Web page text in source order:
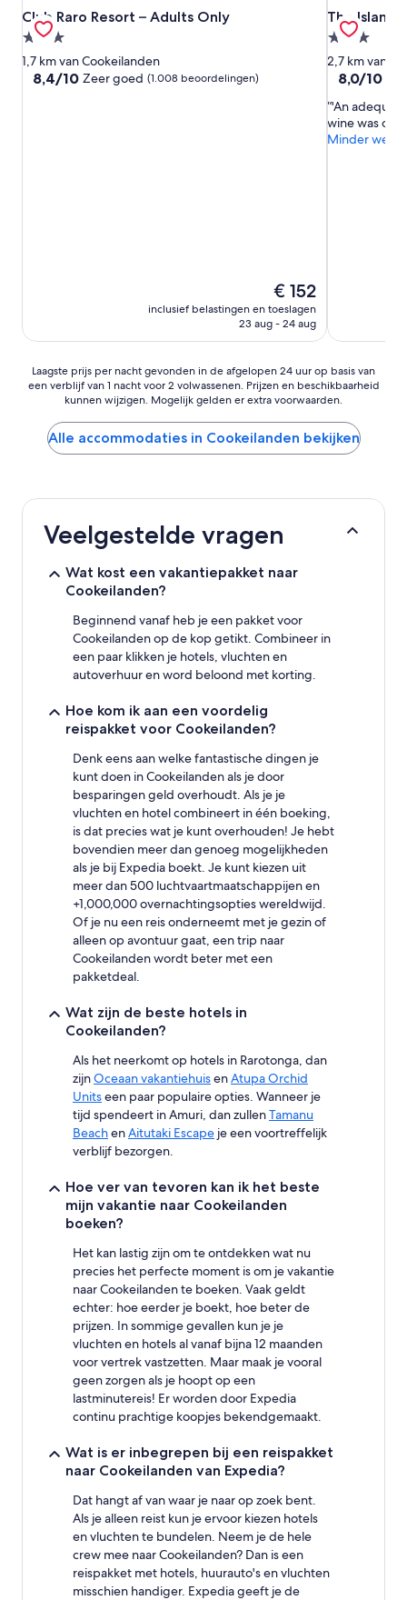
Club Raro Resort – Adults Only
Club Raro Resort – Adults Only
3.0-
sterrenaccommodatie
1,7 km van Cookeilanden
8.4
8,4/10 Zeer goed (1.008 beoordelingen)
De
prijs
is
€ 152
inclusief belastingen en toeslagen
23 aug - 24 aug
The
The
3.0-
2,7 km van
8.0
10,
Zeer
goed,
8,0/10
'An
wine was off.
Minder
Laagste
prijs
gevonden
24
Prijzen
voorwaarden.
Laagste prijs per nacht gevonden in de afgelopen 24 uur op basis van
een verblijf van 1 nacht voor 2 volwassenen. Prijzen en beschikbaarheid
kunnen wijzigen. Mogelijk gelden er extra voorwaarden.
Alle accommodaties in Cookeilanden bekijken
Veelgestelde vragen
Wat kost een vakantiepakket naar
Cookeilanden?
Beginnend vanaf heb je een pakket voor
Cookeilanden op de kop getikt. Combineer in
een paar klikken je hotels, vluchten en
autoverhuur en word beloond met korting.
Hoe kom ik aan een voordelig
reispakket voor Cookeilanden?
Denk eens aan welke fantastische dingen je
kunt doen in Cookeilanden als je door
besparingen geld overhoudt. Als je je
vluchten en hotel combineert in één boeking,
is dat precies wat je kunt overhouden! Je hebt
bovendien meer dan genoeg mogelijkheden
als je bij Expedia boekt. Je kunt kiezen uit
meer dan 500 luchtvaartmaatschappijen en
+1,000,000 overnachtingsopties wereldwijd.
Of je nu een reis onderneemt met je gezin of
alleen op avontuur gaat, een trip naar
Cookeilanden wordt beter met een
pakketdeal.
Wat zijn de beste hotels in
Cookeilanden?
Als het neerkomt op hotels in Rarotonga, dan
zijnOceaan vakantiehuisenAtupa Orchid
Unitseen paar populaire opties. Wanneer je
tijd spendeert in Amuri, dan zullenTamanu
BeachenAitutaki Escape je een voortreffelijk
verblijf bezorgen.
Hoe ver van tevoren kan ik het beste
mijn vakantie naar Cookeilanden
boeken?
Het kan lastig zijn om te ontdekken wat nu
precies het perfecte moment is om je vakantie
naar Cookeilanden te boeken. Vaak geldt
echter: hoe eerder je boekt, hoe beter de
prijzen. In sommige gevallen kun je je
vluchten en hotels al vanaf bijna 12 maanden
voor vertrek vastzetten. Maar maak je vooral
geen zorgen als je hoopt op een
lastminutereis! Er worden door Expedia
continu prachtige koopjes bekendgemaakt.
Wat is er inbegrepen bij een reispakket
naar Cookeilanden van Expedia?
Dat hangt af van waar je naar op zoek bent.
Als je alleen reist kun je ervoor kiezen hotels
en vluchten te bundelen. Neem je de hele
crew mee naar Cookeilanden? Dan is een
reispakket met hotels, huurauto's en vluchten
misschien handiger. Expedia geeft je de